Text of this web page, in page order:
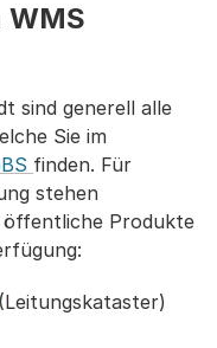
WMS
sind generell alle
Sie im
finden. Für
stehen
öffentliche Produkte
(Leitungskataster)